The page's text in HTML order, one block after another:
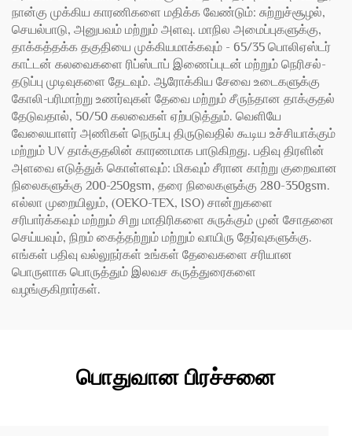
நான்கு முக்கிய காரணிகளை மதிக்க வேண்டும்: சுற்றுச்சூழல்,
செயல்பாடு, அனுபவம் மற்றும் அளவு. மாநில அமைப்புகளுக்கு,
தாக்கத்தக்க தகுதியை முக்கியமாக்கவும் - 65/35 பொலிஏஸ்டர்
காட்டன் கலவைகளை ரிப்ஸ்டாப் இணைப்புடன் மற்றும் நெரிசல்-
தடுப்பு முடிவுகளை தேடவும். ஆரோக்கிய சேவை உடைகளுக்கு
கோலி-பரிமாற்று உணர்வுகள் தேவை மற்றும் சீருந்தான தாக்குதல்
தேடுவதால், 50/50 கலவைகள் ஏற்படுத்தும். வெளியே
வேலையாளர் அணிகள் நெருப்பு திருடுவதில் கூடிய உச்சியாக்கும்
மற்றும் UV தாக்குதலின் காரணமாக பாடுகிறது. பதிவு திரளின்
அளவை எடுத்துக் கொள்ளவும்: மிகவும் சீரான காற்று குறைவான
நிலைகளுக்கு 200-250gsm, தரை நிலைகளுக்கு 280-350gsm.
எல்லா முறையிலும், (OEKO-TEX, ISO) சான்றுகளை
சரிபார்க்கவும் மற்றும் சிறு மாதிரிகளை சுருக்கும் முன் சோதனை
செய்யவும், நிறம் கைத்தற்றும் மற்றும் வாயிரு தேர்வுகளுக்கு.
எங்கள் பதிவு வல்லுநர்கள் உங்கள் தேவைகளை சரியான
பொருளாக பொருத்தும் இலவச கருத்துரைகளை
வழங்குகிறார்கள்.
பொதுவான பிரச்சனை